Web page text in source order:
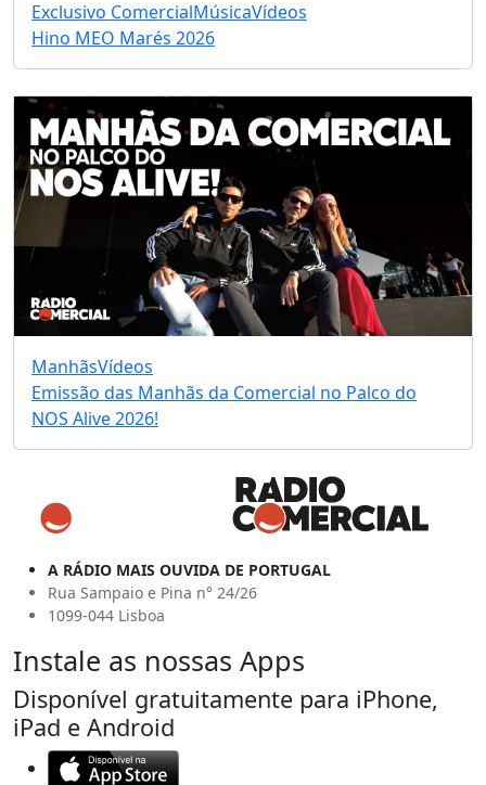
Exclusivo ComercialMúsicaVídeos
Hino MEO Marés 2026
ManhãsVídeos
Emissão das Manhãs da Comercial no Palco do
NOS Alive 2026!
A RÁDIO MAIS OUVIDA DE PORTUGAL
Rua Sampaio e Pina n° 24/26
1099-044 Lisboa
Instale as nossas Apps
Disponível gratuitamente para iPhone,
iPad e Android